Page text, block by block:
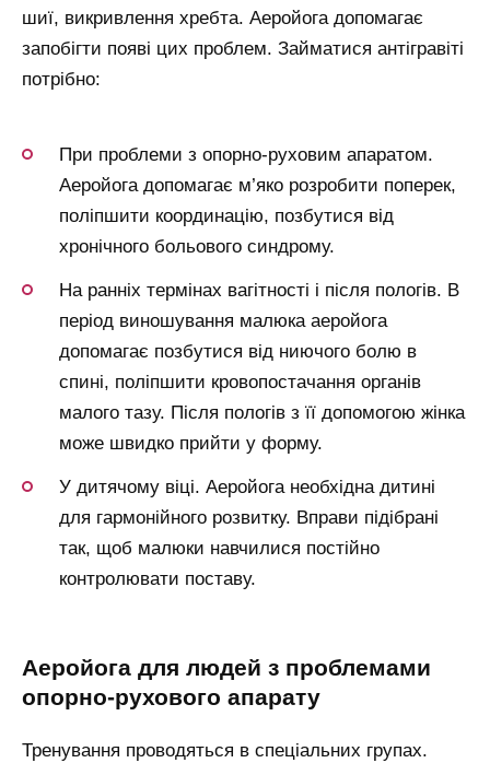
шиї, викривлення хребта. Аеройога допомагає
запобігти появі цих проблем. Займатися антігравіті
потрібно:
При проблеми з опорно-руховим апаратом.
Аеройога допомагає м’яко розробити поперек,
поліпшити координацію, позбутися від
хронічного больового синдрому.
На ранніх термінах вагітності і після пологів. В
період виношування малюка аеройога
допомагає позбутися від ниючого болю в
спині, поліпшити кровопостачання органів
малого тазу. Після пологів з її допомогою жінка
може швидко прийти у форму.
У дитячому віці. Аеройога необхідна дитині
для гармонійного розвитку. Вправи підібрані
так, щоб малюки навчилися постійно
контролювати поставу.
аеройога для людей з проблемами
опорно-рухового апарату
Тренування проводяться в спеціальних групах.